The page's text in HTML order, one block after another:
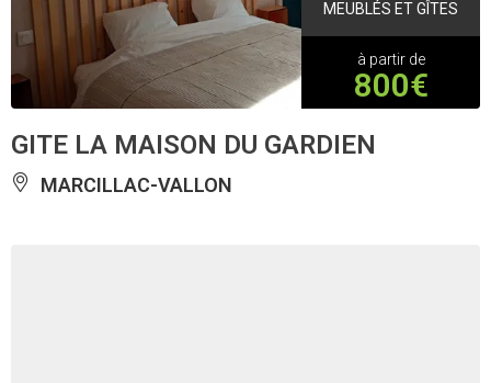
MEUBLÉS ET GÎTES
à partir de
800€
GITE LA MAISON DU GARDIEN
MARCILLAC-VALLON